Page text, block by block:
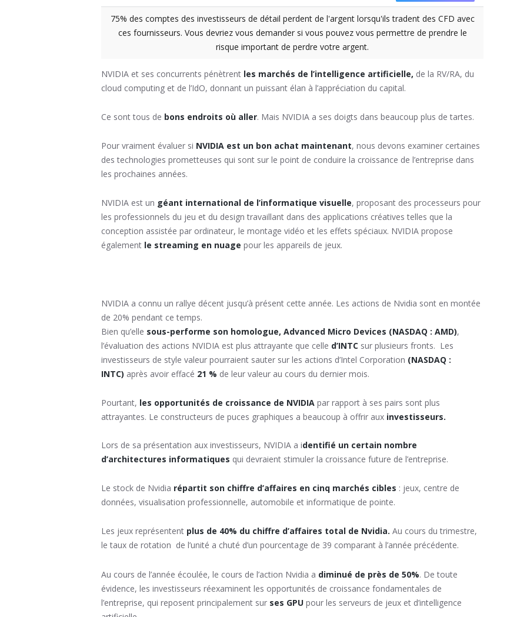
75% des comptes des investisseurs de détail perdent de l'argent lorsqu'ils tradent des CFD avec
ces fournisseurs. Vous devriez vous demander si vous pouvez vous permettre de prendre le
risque important de perdre votre argent.
NVIDIA et ses concurrents pénètrent les marchés de l’intelligence artificielle, de la RV/RA, du
cloud computing et de l’IdO, donnant un puissant élan à l’appréciation du capital.
Ce sont tous de bons endroits où aller. Mais NVIDIA a ses doigts dans beaucoup plus de tartes.
Pour vraiment évaluer si NVIDIA est un bon achat maintenant, nous devons examiner certaines
des technologies prometteuses qui sont sur le point de conduire la croissance de l’entreprise dans
les prochaines années.
NVIDIA est un géant international de l’informatique visuelle, proposant des processeurs pour
les professionnels du jeu et du design travaillant dans des applications créatives telles que la
conception assistée par ordinateur, le montage vidéo et les effets spéciaux. NVIDIA propose
également le streaming en nuage pour les appareils de jeux.
NVIDIA a connu un rallye décent jusqu’à présent cette année. Les actions de Nvidia sont en montée
de 20% pendant ce temps.
Bien qu’elle sous-performe son homologue, Advanced Micro Devices (NASDAQ : AMD),
l’évaluation des actions NVIDIA est plus attrayante que celle d’INTC sur plusieurs fronts. Les
investisseurs de style valeur pourraient sauter sur les actions d’Intel Corporation (NASDAQ :
INTC) après avoir effacé 21 % de leur valeur au cours du dernier mois.
Pourtant, les opportunités de croissance de NVIDIA par rapport à ses pairs sont plus
attrayantes. Le constructeurs de puces graphiques a beaucoup à offrir aux investisseurs.
Lors de sa présentation aux investisseurs, NVIDIA a identifié un certain nombre
d’architectures informatiques qui devraient stimuler la croissance future de l’entreprise.
Le stock de Nvidia répartit son chiffre d’affaires en cinq marchés cibles : jeux, centre de
données, visualisation professionnelle, automobile et informatique de pointe.
Les jeux représentent plus de 40% du chiffre d’affaires total de Nvidia. Au cours du trimestre,
le taux de rotation de l’unité a chuté d’un pourcentage de 39 comparant à l’année précédente.
Au cours de l’année écoulée, le cours de l’action Nvidia a diminué de près de 50%. De toute
évidence, les investisseurs réexaminent les opportunités de croissance fondamentales de
l’entreprise, qui reposent principalement sur ses GPU pour les serveurs de jeux et d’intelligence